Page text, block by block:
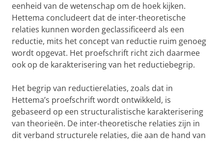
eenheid van de wetenschap om de hoek kijken.
Hettema concludeert dat de inter-theoretische
relaties kunnen worden geclassificeerd als een
reductie, mits het concept van reductie ruim genoeg
wordt opgevat. Het proefschrift richt zich daarmee
ook op de karakterisering van het reductiebegrip.
Het begrip van reductierelaties, zoals dat in
Hettema’s proefschrift wordt ontwikkeld, is
gebaseerd op een structuralistische karakterisering
van theorieën. De inter-theoretische relaties zijn in
dit verband structurele relaties, die aan de hand van